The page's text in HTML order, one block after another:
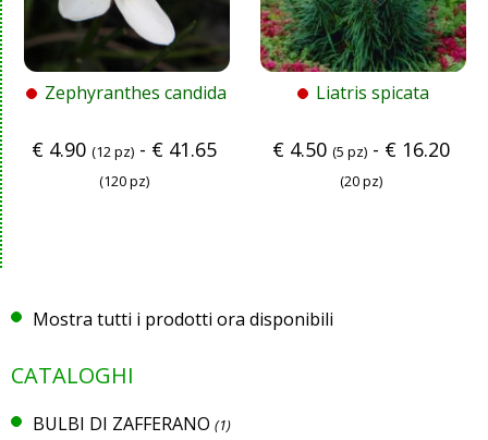
Zephyranthes candida
€4.90 (12 pz)- €41.65
(120 pz)
Liatris spicata
€4.50 (5 pz)- €16.20
(20 pz)
Mostra tutti i prodotti ora disponibili
CATALOGHI
BULBI DI ZAFFERANO (1)